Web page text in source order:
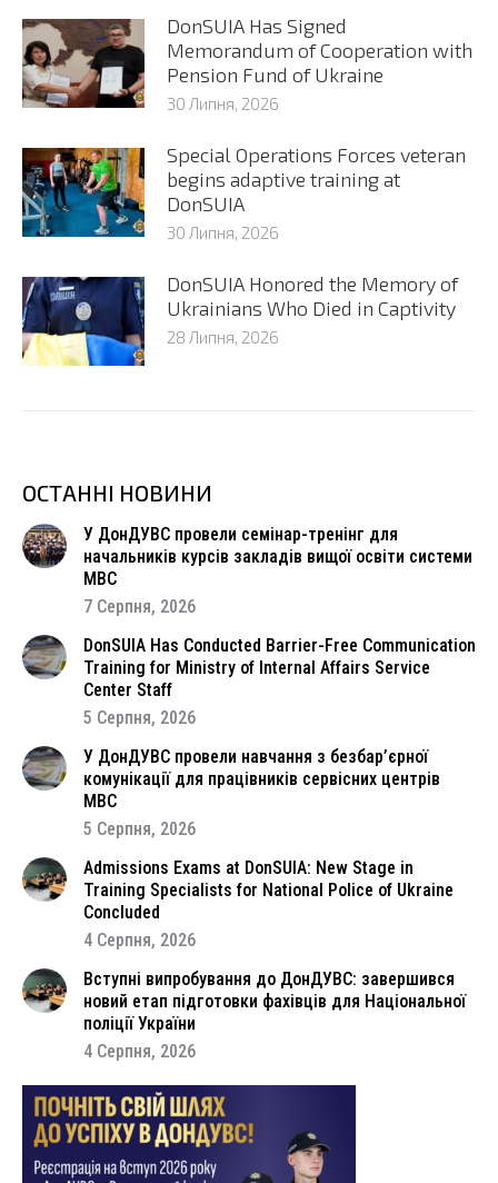
DonSUIA Has Signed
Memorandum of Cooperation with
Pension Fund of Ukraine
30 Липня, 2026
Special Operations Forces veteran
begins adaptive training at
DonSUIA
30 Липня, 2026
DonSUIA Honored the Memory of
Ukrainians Who Died in Captivity
28 Липня, 2026
ОСТАННІ НОВИНИ
У ДонДУВС провели семінар-тренінг для
начальників курсів закладів вищої освіти системи
МВС
7 Серпня, 2026
DonSUIA Has Conducted Barrier-Free Communication
Training for Ministry of Internal Affairs Service
Center Staff
5 Серпня, 2026
У ДонДУВС провели навчання з безбар’єрної
комунікації для працівників сервісних центрів
МВС
5 Серпня, 2026
Admissions Exams at DonSUIA: New Stage in
Training Specialists for National Police of Ukraine
Concluded
4 Серпня, 2026
Вступні випробування до ДонДУВС: завершився
новий етап підготовки фахівців для Національної
поліції України
4 Серпня, 2026